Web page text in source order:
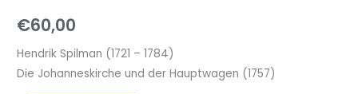
€60,00
Hendrik Spilman (1721 – 1784)
Die Johanneskirche und der Hauptwagen (1757)